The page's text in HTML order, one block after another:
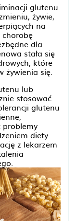
glutenu
żywie,
na
dla
stała się
które
żywienia się.
lub
stosować
glutenu
problemy
diety
z lekarzem